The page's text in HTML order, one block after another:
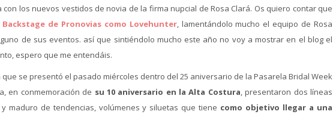
los nuevos vestidos de novia de la firma nupcial de Rosa Clará. Os quiero contar que
de Pronovias como Lovehunter, lamentándolo mucho el equipo de Rosa
de sus eventos. así que sintiéndolo mucho este año no voy a mostrar en el blog el
espero que me entendáis.
que se presentó el pasado miércoles dentro del 25 aniversario de la Pasarela Bridal Week
en conmemoración de su 10 aniversario en la Alta Costura, presentaron dos líneas
maduro de tendencias, volúmenes y siluetas que tiene como objetivo llegar a una